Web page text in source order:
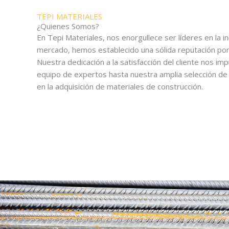
TEPI MATERIALES
¿Quienes Somos?
En Tepi Materiales, nos enorgullece ser líderes en la
mercado, hemos establecido una sólida reputación
Nuestra dedicación a la satisfacción del cliente nos
equipo de expertos hasta nuestra amplia selección
en la adquisición de materiales de construcción.